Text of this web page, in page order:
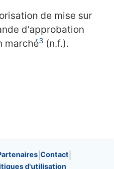
de mise sur
d'approbation
marché3 (n.f.).
links, etc.
Contact
d'utilisation